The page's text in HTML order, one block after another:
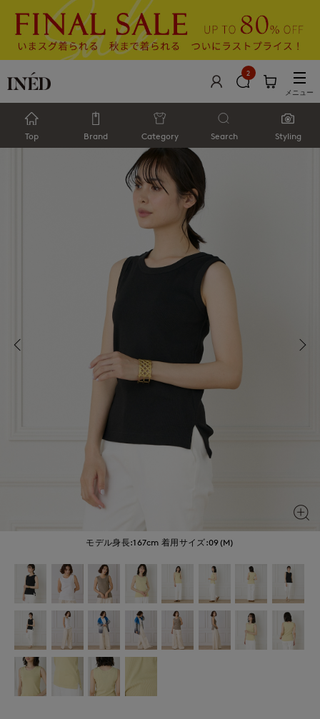
2
メニュー
Top Brand Category Search Styling
モデル身長:167cm 着用サイズ:09(M)